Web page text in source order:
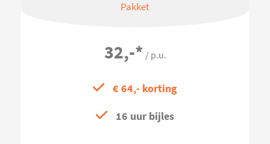
Pakket
32,-* / p.u.
€ 64,- korting
16 uur bijles